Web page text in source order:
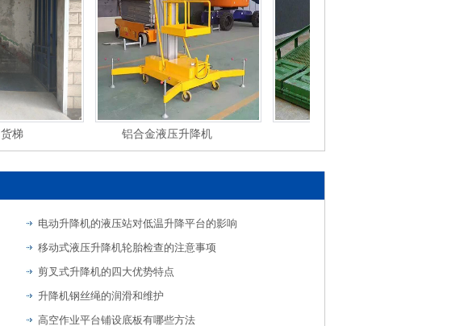
铝合金液压升降机
电动升降机的液压站对低温升降平台的影响
移动式液压升降机轮胎检查的注意事项
剪叉式升降机的四大优势特点
升降机钢丝绳的润滑和维护
高空作业平台铺设底板有哪些方法